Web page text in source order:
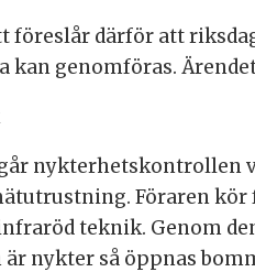
föreslår därför att
kan genomföras.
nykterhetskontrollen
Föraren
teknik. Genom
är nykter så öppnas